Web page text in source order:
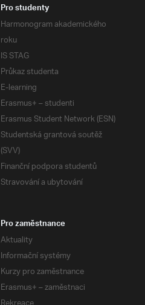
Pro studenty
Harmonogram akademického
roku
IS STAG
Průkaz studenta
E-learning
Erasmus+ – studenti
Erasmus Student Network (ESN)
Studentská grantová soutěž
(SVV)
Finanční podpora studentů
Stravování a ubytování
Pro zaměstnance
Aktuality
Informační systémy
Kurzy pro zaměstnance
Erasmus+ – zaměstnaci